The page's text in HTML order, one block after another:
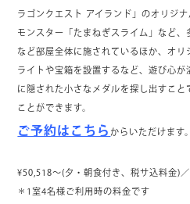
ラゴンクエスト アイランド」のオリジ
モンスター「たまねぎスライム」など
など部屋全体に施されているほか、オリ
ライトや宝箱を設置するなど、遊び心
に隠された小さなメダルを探し出すこ
ことができます。
ご予約はこちら からいただけます。
¥50,518～(夕・朝食付き、税サ込料金)
＊1室4名様ご利用時の料金です